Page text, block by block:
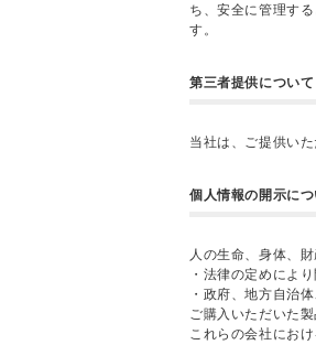
ち、安全に管理す
す。
第三者提供について
当社は、ご提供い
個人情報の開示につ
人の生命、身体、
・法律の定めによ
・政府、地方自治
ご購入いただいた
これらの会社にお